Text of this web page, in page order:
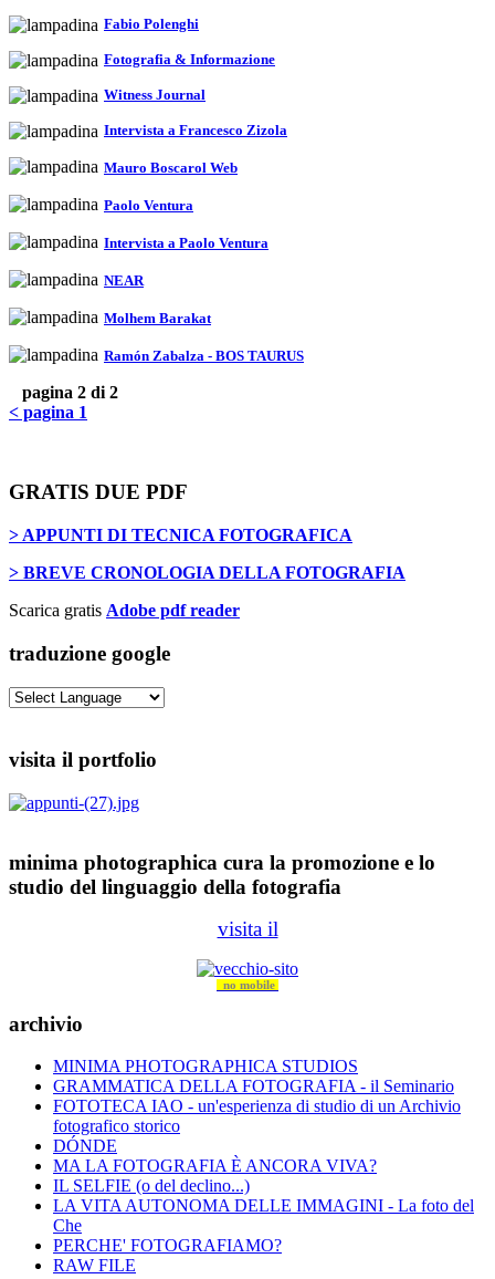
Fabio Polenghi
Fotografia & Informazione
Witness Journal
Intervista a Francesco Zizola
Mauro Boscarol Web
Paolo Ventura
Intervista a Paolo Ventura
NEAR
Molhem Barakat
Ramón Zabalza - BOS TAURUS
pagina 2 di 2
< pagina 1
GRATIS DUE PDF
> APPUNTI DI TECNICA FOTOGRAFICA
> BREVE CRONOLOGIA DELLA FOTOGRAFIA
Scarica gratis Adobe pdf reader
traduzione google
visita il portfolio
minima photographica cura la promozione e lo
studio del linguaggio della fotografia
visita il
no mobile
archivio
MINIMA PHOTOGRAPHICA STUDIOS
GRAMMATICA DELLA FOTOGRAFIA - il Seminario
FOTOTECA IAO - un'esperienza di studio di un Archivio
fotografico storico
DÓNDE
MA LA FOTOGRAFIA È ANCORA VIVA?
IL SELFIE (o del declino...)
LA VITA AUTONOMA DELLE IMMAGINI - La foto del
Che
PERCHE' FOTOGRAFIAMO?
RAW FILE